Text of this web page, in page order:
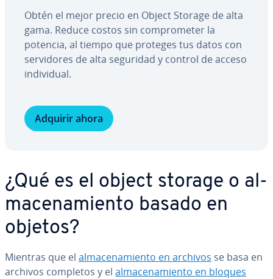
Obtén el mejor precio en Object Storage de alta
gama. Reduce costos sin co­m­pro­me­ter la
potencia, al tiempo que proteges tus datos con
se­r­vi­do­res de alta seguridad y control de acceso
in­di­vi­dual.
Adquirir ahora
¿Qué es el object storage o al­
ma­ce­na­mie­n­to basado en
objetos?
Mientras que el al­ma­ce­na­mie­n­to en archivos se basa en
archivos completos y el al­ma­ce­na­mie­n­to en bloques